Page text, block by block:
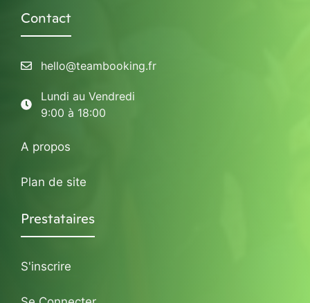
Contact
hello@teambooking.fr
Lundi au Vendredi
9:00 à 18:00
A propos
Plan de site
Prestataires
S'inscrire